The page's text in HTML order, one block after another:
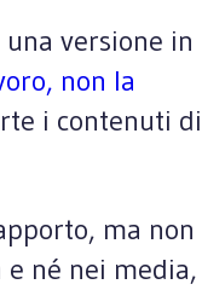
versione in
non la
i contenuti di
ma non
né nei media,